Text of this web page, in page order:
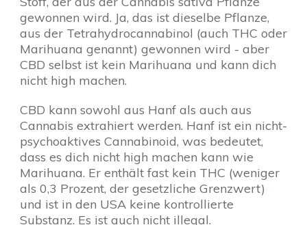
gewonnen wird. Ja, das ist dieselbe Pflanze,
aus der Tetrahydrocannabinol (auch THC oder
Marihuana genannt) gewonnen wird - aber
CBD selbst ist kein Marihuana und kann dich
nicht high machen.
CBD kann sowohl aus Hanf als auch aus
Cannabis extrahiert werden. Hanf ist ein nicht-
psychoaktives Cannabinoid, was bedeutet,
dass es dich nicht high machen kann wie
Marihuana. Er enthält fast kein THC (weniger
als 0,3 Prozent, der gesetzliche Grenzwert)
und ist in den USA keine kontrollierte
Substanz. Es ist auch nicht illegal.